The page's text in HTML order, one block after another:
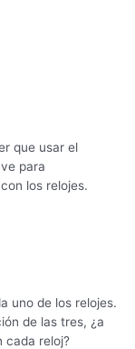
que usar el
para
los relojes.
uno de los relojes.
de las tres, ¿a
cada reloj?